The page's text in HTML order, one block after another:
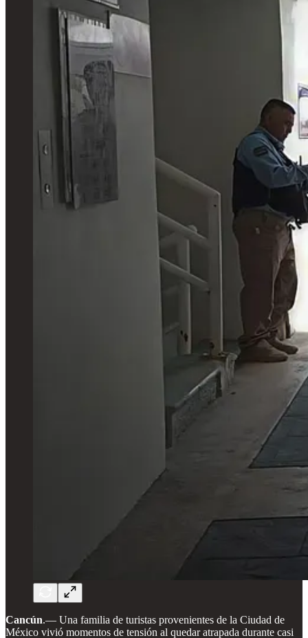
Cancún.— Una familia de turistas provenientes de la Ciudad de
México vivió momentos de tensión al quedar atrapada durante casi